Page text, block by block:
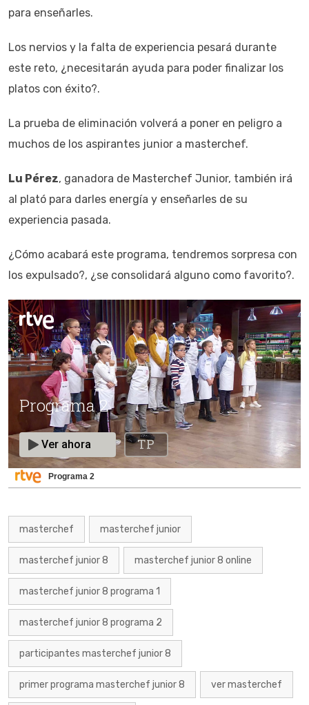
para enseñarles.
Los nervios y la falta de experiencia pesará durante
este reto, ¿necesitarán ayuda para poder finalizar los
platos con éxito?.
La prueba de eliminación volverá a poner en peligro a
muchos de los aspirantes junior a masterchef.
Lu Pérez, ganadora de Masterchef Junior, también irá
al plató para darles energía y enseñarles de su
experiencia pasada.
¿Cómo acabará este programa, tendremos sorpresa con
los expulsado?, ¿se consolidará alguno como favorito?.
Programa 2
masterchef masterchef junior
masterchef junior 8 masterchef junior 8 online
masterchef junior 8 programa 1
masterchef junior 8 programa 2
participantes masterchef junior 8
primer programa masterchef junior 8 ver masterchef